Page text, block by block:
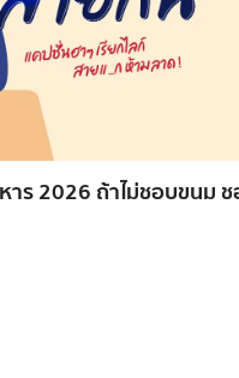
ร 2026 ถ้าไม่ชอบขนม